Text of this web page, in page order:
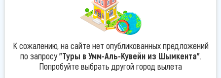
К сожалению, на сайте нет опубликованных предложений
по запросу"Туры в Умм-Аль-Кувейн из Шымкента".
Попробуйте выбрать другой город вылета